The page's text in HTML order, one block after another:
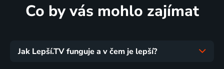
Co by vás mohlo zajímat
Jak Lepší.TV funguje a v čem je lepší?